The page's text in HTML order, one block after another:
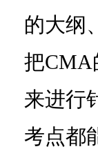
的大纲
把CMA
来进行
考点都